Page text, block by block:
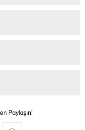
Paylaşın!